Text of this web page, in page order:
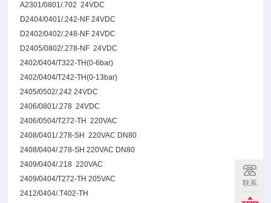
A2301/0801/.702 24VDC
D2404/0401/.242-NF 24VDC
D2402/0402/.248-NF 24VDC
D2405/0802/.278-NF 24VDC
2402/0404/T322-TH(0-6bar)
2402/0404/T242-TH(0-13bar)
2405/0502/.242 24VDC
2406/0801/.278 24VDC
2406/0504/T272-TH 220VAC
2408/0401/.278-SH 220VAC DN80
2408/0404/.278-SH 220VAC DN80
2409/0404/.218 220VAC
2409/0404/T272-TH 205VAC
2412/0404/.T402-TH
联系